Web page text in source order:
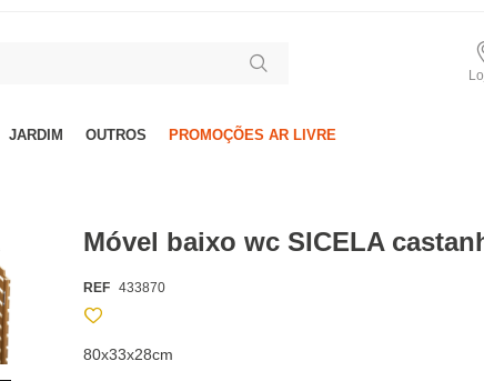
JARDIM OUTROS PROMOÇÕES AR LIVRE
Móvel baixo wc SICELA
REF 433870
80x33x28cm